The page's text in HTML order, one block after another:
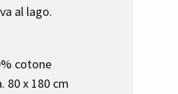
al lago.
cotone
80 x 180 cm